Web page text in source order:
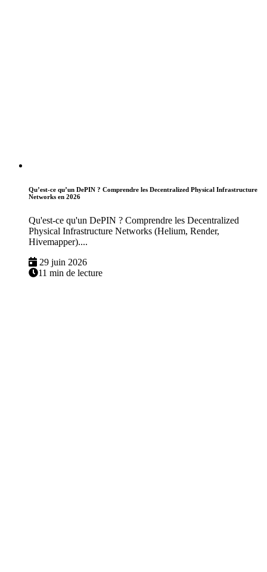
Qu’est-ce qu’un DePIN ? Comprendre les Decentralized Physical Infrastructure
Networks en 2026
Qu'est-ce qu'un DePIN ? Comprendre les Decentralized
Physical Infrastructure Networks (Helium, Render,
Hivemapper)....
29 juin 2026
11 min de lecture